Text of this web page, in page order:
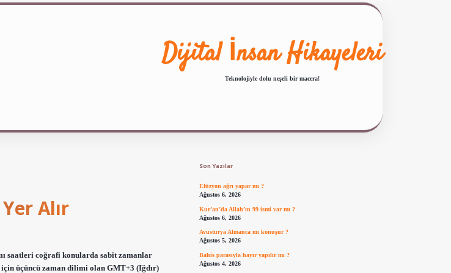
Dijital İnsan Hikayeleri
Teknolojiyle dolu neşeli bir macera!
Alır
saatleri coğrafi konularda sabit zamanlar
için üçüncü zaman dilimi olan GMT+3 (Iğdır)
Son Yazılar
Efüzyon ağrı yapar mı ?
Ağustos 6, 2026
Kur’an’da Allah’ın 99 ismi var mı ?
Ağustos 6, 2026
Avusturya Almanca mı konuşur ?
Ağustos 5, 2026
Bahis parasıyla hayır yapılır mı ?
Ağustos 4, 2026